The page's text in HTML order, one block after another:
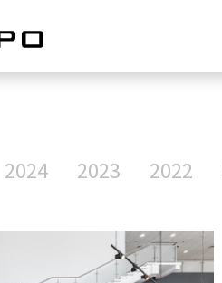
2024 2023 2022